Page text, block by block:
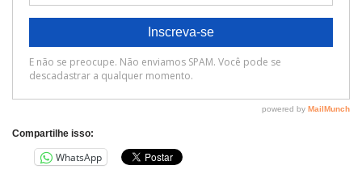
Compartilhe isso:
WhatsApp